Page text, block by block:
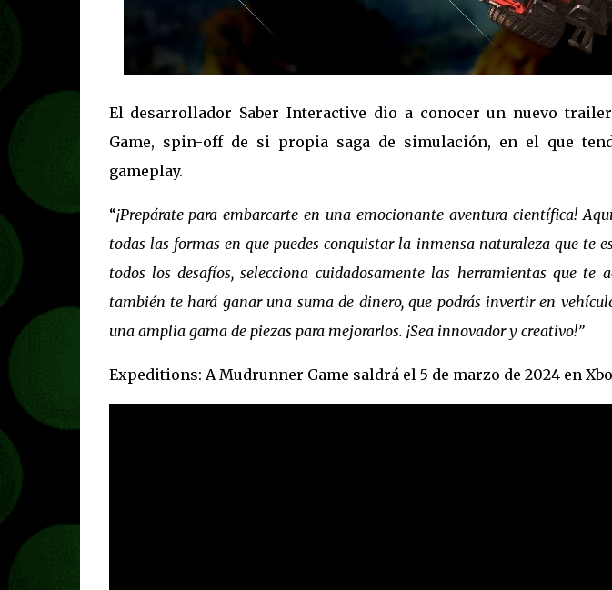
El desarrollador Saber Interactive dio a conocer un nuevo
Game, spin-off de si propia saga de simulación, en el que
gameplay.
“¡Prepárate para embarcarte en una emocionante aventura científica!
todas las formas en que puedes conquistar la inmensa naturaleza que te
todos los desafíos, selecciona cuidadosamente las herramientas que te
también te hará ganar una suma de dinero, que podrás invertir en
una amplia gama de piezas para mejorarlos. ¡Sea innovador y creativo!”
Expeditions: A Mudrunner Game saldrá el 5 de marzo de 2024 en